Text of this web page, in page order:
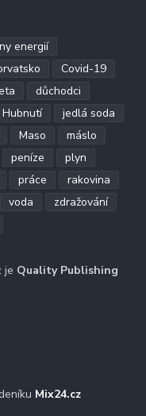
energií
Covid-19
důchodci
Hubnutí
jedlá soda
Maso
máslo
peníze
plyn
práce
rakovina
voda
zdražování
je Quality Publishing
Mix24.cz